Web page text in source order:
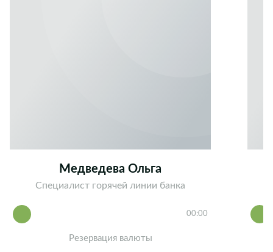
Медведева Ольга
Специалист горячей линии банка
00:00
Резервация валюты